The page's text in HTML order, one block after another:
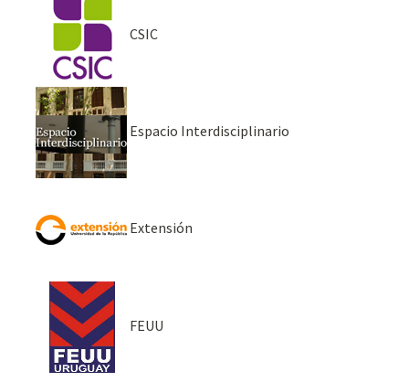
CSIC
Espacio Interdisciplinario
Extensión
FEUU